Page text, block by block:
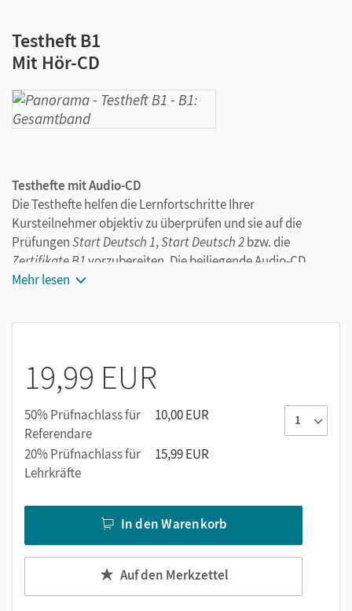
Testheft B1
Mit Hör-CD
Testhefte mit Audio-CD
Die Testhefte helfen die Lernfortschritte Ihrer
Kursteilnehmer objektiv zu überprüfen und sie auf die
PrüfungenStart Deutsch 1,Start Deutsch 2bzw. die
Zertifikate B1vorzubereiten. Die beiliegende Audio-CD
enthält die Texte zu allen Hörverstehensaufgaben.
Mehr lesen
19,99 EUR
50% Prüfnachlass für
Referendare
10,00 EUR
20% Prüfnachlass für
Lehrkräfte
15,99 EUR
In den Warenkorb
Auf den Merkzettel